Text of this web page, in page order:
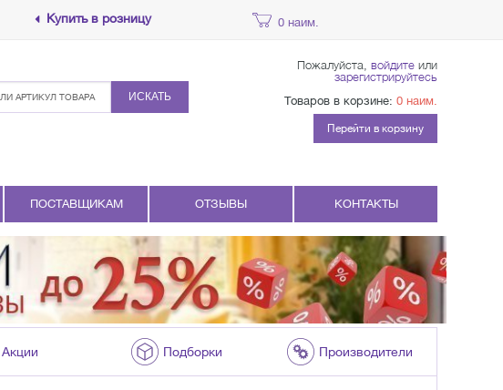
Купить в розницу 0 наим.
ИСКАТЬ
Пожалуйста, войдите или
зарегистрируйтесь
Товаров в корзине: 0 наим.
Перейти в корзину
ПОСТАВЩИКАМ ОТЗЫВЫ КОНТАКТЫ
Акции Подборки Производители